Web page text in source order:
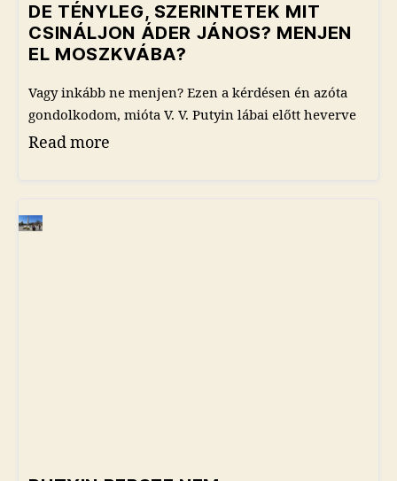
DE TÉNYLEG, SZERINTETEK MIT
CSINÁLJON ÁDER JÁNOS? MENJEN
EL MOSZKVÁBA?
Vagy inkább ne menjen? Ezen a kérdésen én azóta
gondolkodom, mióta V. V. Putyin lábai előtt heverve
Read more